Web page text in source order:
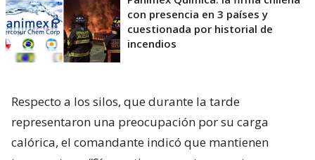
con presencia en 3 países y
cuestionada por historial de
incendios
Respecto a los silos, que durante la tarde
representaron una preocupación por su carga
calórica, el comandante indicó que mantienen